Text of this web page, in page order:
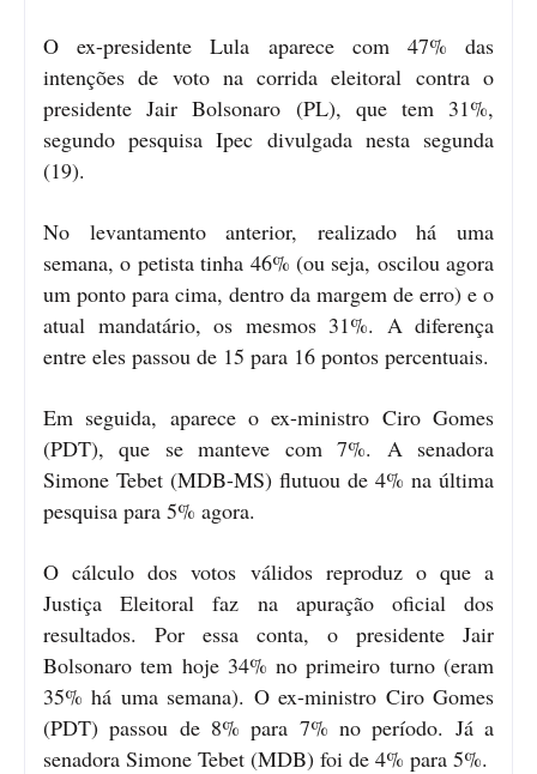
O ex-presidente Lula aparece com 47% das
intenções de voto na corrida eleitoral contra o
presidente Jair Bolsonaro (PL), que tem 31%,
segundo pesquisa Ipec divulgada nesta segunda
(19).
No levantamento anterior, realizado há uma
semana, o petista tinha 46% (ou seja, oscilou agora
um ponto para cima, dentro da margem de erro) e o
atual mandatário, os mesmos 31%. A diferença
entre eles passou de 15 para 16 pontos percentuais.
Em seguida, aparece o ex-ministro Ciro Gomes
(PDT), que se manteve com 7%. A senadora
Simone Tebet (MDB-MS) flutuou de 4% na última
pesquisa para 5% agora.
O cálculo dos votos válidos reproduz o que a
Justiça Eleitoral faz na apuração oficial dos
resultados. Por essa conta, o presidente Jair
Bolsonaro tem hoje 34% no primeiro turno (eram
35% há uma semana). O ex-ministro Ciro Gomes
(PDT) passou de 8% para 7% no período. Já a
senadora Simone Tebet (MDB) foi de 4% para 5%.